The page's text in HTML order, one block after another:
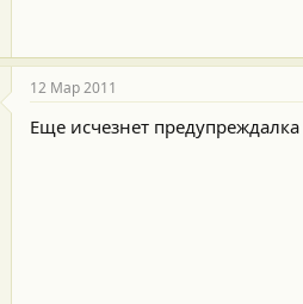
12 Мар 2011
Еще исчезнет